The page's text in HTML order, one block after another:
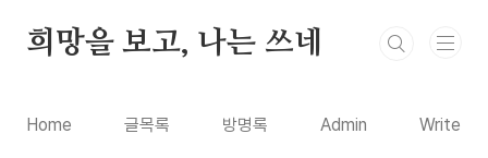
희망을 보고, 나는 쓰네
Home 글목록 방명록 Admin Write